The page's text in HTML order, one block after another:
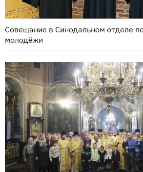
Совещание в Синодальном отделе
молодёжи